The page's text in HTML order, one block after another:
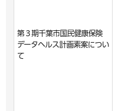
第３期千葉市国民健康保険
データヘルス計画素案につい
て